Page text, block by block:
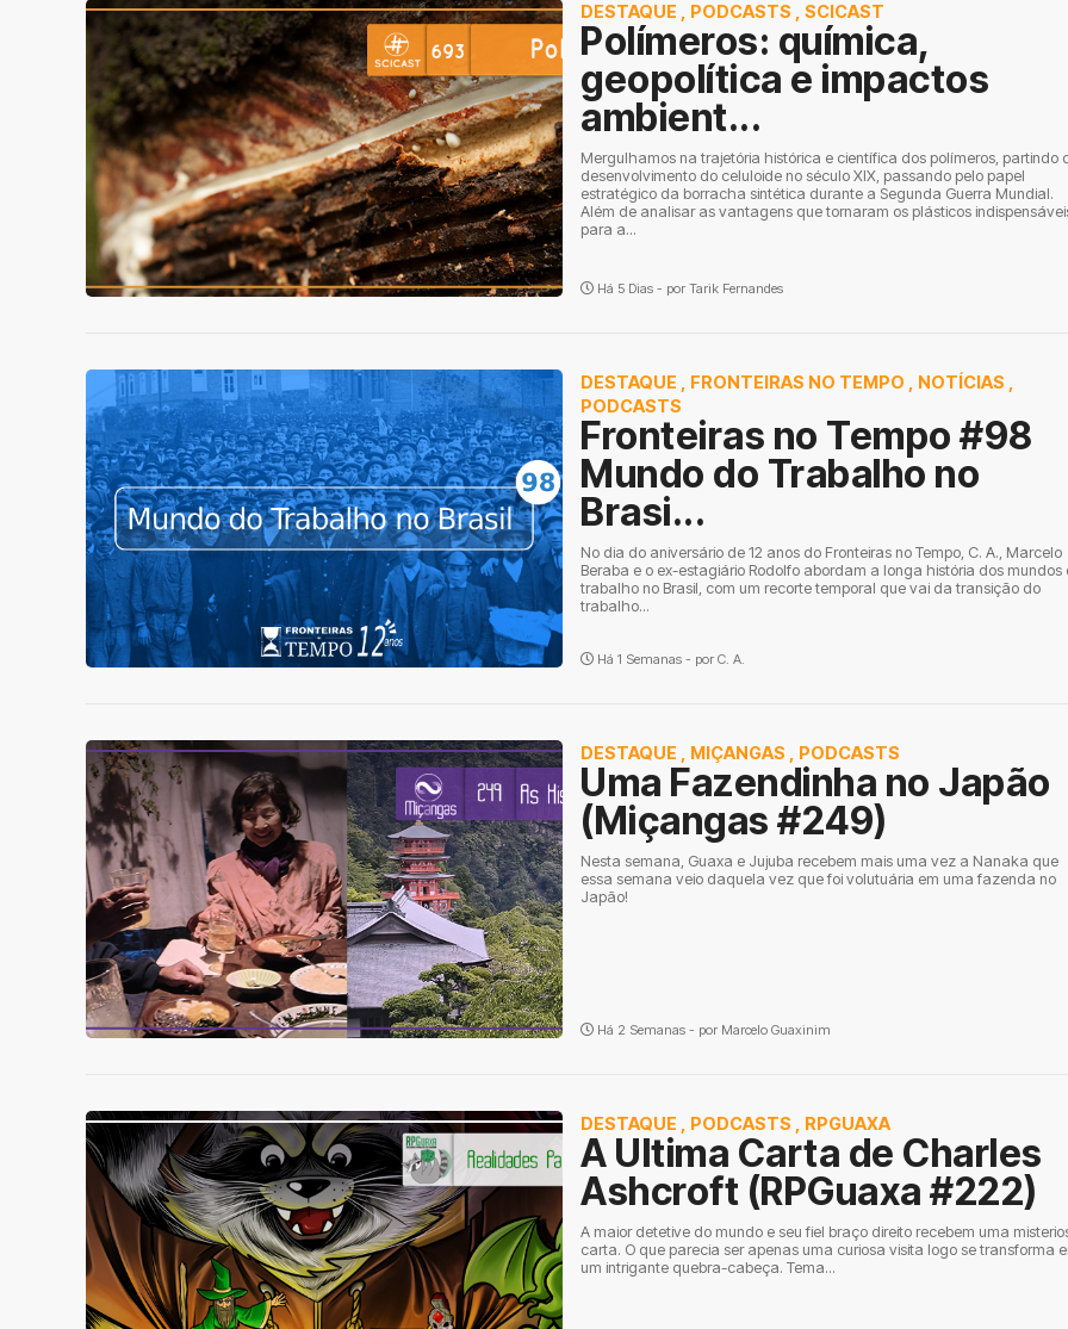
DESTAQUE PODCASTS SCICAST
Polímeros: química,
geopolítica e impactos
ambient...
Mergulhamos na trajetória histórica e científica dos polímeros, partindo
desenvolvimento do celuloide no século XIX, passando pelo papel
estratégico da borracha sintética durante a Segunda Guerra Mundial.
Além de analisar as vantagens que tornaram os plásticos
para a...
Há 5 Dias - por Tarik Fernandes
DESTAQUE FRONTEIRAS NO TEMPO NOTÍCIAS
PODCASTS
Fronteiras no Tempo #98
Mundo do Trabalho no
Brasi...
No dia do aniversário de 12 anos do Fronteiras no Tempo, C. A., Marcelo
Beraba e o ex-estagiário Rodolfo abordam a longa história dos mundos
trabalho no Brasil, com um recorte temporal que vai da transição do
trabalho...
Há 1 Semanas - por C. A.
DESTAQUE MIÇANGAS PODCASTS
Uma Fazendinha no Japão
(Miçangas #249)
Nesta semana, Guaxa e Jujuba recebem mais uma vez a Nanaka que
essa semana veio daquela vez que foi volutuária em uma fazenda no
Japão!
Há 2 Semanas - por Marcelo Guaxinim
DESTAQUE PODCASTS RPGUAXA
A Ultima Carta de Charles
Ashcroft (RPGuaxa #222)
A maior detetive do mundo e seu fiel braço direito recebem uma
carta. O que parecia ser apenas uma curiosa visita logo se transforma
um intrigante quebra-cabeça. Tema...